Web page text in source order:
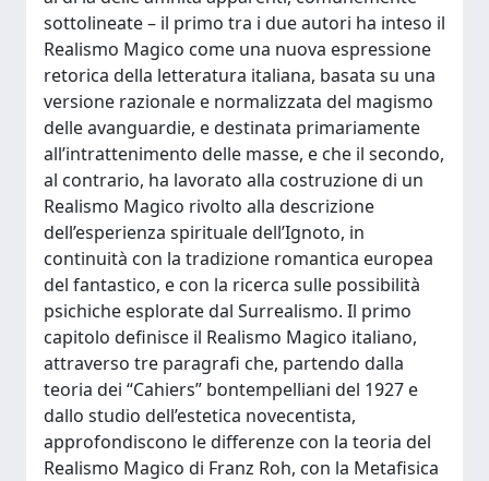
sottolineate – il primo tra i due autori ha inteso il
Realismo Magico come una nuova espressione
retorica della letteratura italiana, basata su una
versione razionale e normalizzata del magismo
delle avanguardie, e destinata primariamente
all’intrattenimento delle masse, e che il secondo,
al contrario, ha lavorato alla costruzione di un
Realismo Magico rivolto alla descrizione
dell’esperienza spirituale dell’Ignoto, in
continuità con la tradizione romantica europea
del fantastico, e con la ricerca sulle possibilità
psichiche esplorate dal Surrealismo. Il primo
capitolo definisce il Realismo Magico italiano,
attraverso tre paragrafi che, partendo dalla
teoria dei “Cahiers” bontempelliani del 1927 e
dallo studio dell’estetica novecentista,
approfondiscono le differenze con la teoria del
Realismo Magico di Franz Roh, con la Metafisica